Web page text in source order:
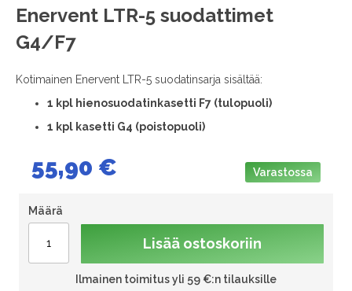
Enervent LTR-5 suodattimet
G4/F7
Kotimainen Enervent LTR-5 suodatinsarja sisältää:
1 kpl hienosuodatinkasetti F7 (tulopuoli)
1 kpl kasetti G4 (poistopuoli)
55,90 € Varastossa
Määrä
Lisää ostoskoriin
Ilmainen toimitus yli 59 €:n tilauksille
Skip
to
the
of
images